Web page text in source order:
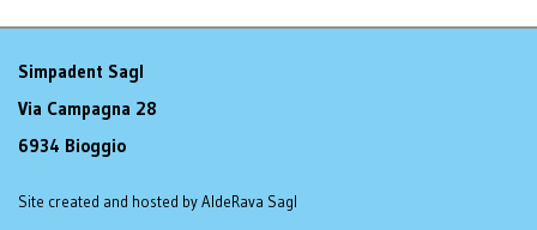
Simpadent Sagl
Via Campagna 28
6934 Bioggio
Site created and hosted by AldeRava Sagl